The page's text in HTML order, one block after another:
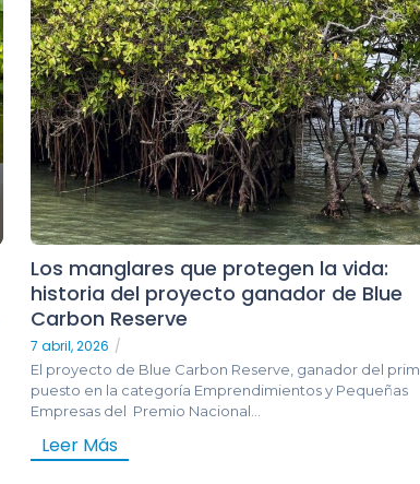
Los manglares que protegen la vida:
historia del proyecto ganador de Blue
Carbon Reserve
7 abril, 2026 /
El proyecto de Blue Carbon Reserve, ganador del
puesto en la categoría Emprendimientos y Pequeñas
Empresas del Premio Nacional...
Leer Más